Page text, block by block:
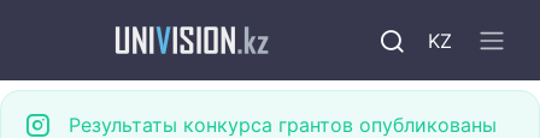
KZ
Результаты конкурса грантов опубликованы